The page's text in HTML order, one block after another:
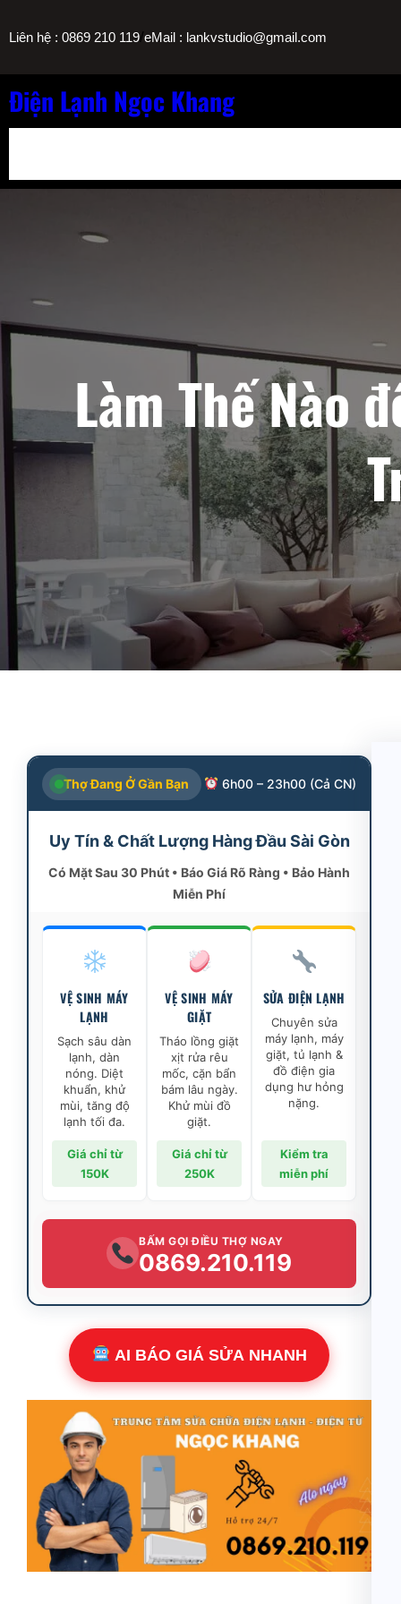
đến
nội
dung
Liên hệ : 0869 210 119/eMail : lankvstudio@gmail.com
Điện Lạnh Ngọc Khang
Làm Thế Nào
Thợ Đang Ở Gần Bạn 6h00 – 23h00 (Cả CN)
Uy Tín & Chất Lượng Hàng Đầu Sài Gòn
Có Mặt Sau 30 Phút • Báo Giá Rõ Ràng • Bảo Hành
Miễn Phí
VỆ SINH MÁY
LẠNH
Sạch sâu dàn
lạnh, dàn
nóng. Diệt
khuẩn, khử
mùi, tăng độ
lạnh tối đa.
Giá chỉ từ
150K
VỆ SINH MÁY
GIẶT
Tháo lồng giặt
xịt rửa rêu
mốc, cặn bẩn
bám lâu ngày.
Khử mùi đồ
giặt.
Giá chỉ từ
250K
SỬA ĐIỆN LẠNH
Chuyên sửa
máy lạnh, máy
giặt, tủ lạnh &
đồ điện gia
dụng hư hỏng
nặng.
Kiểm tra
miễn phí
BẤM GỌI ĐIỀU THỢ NGAY
0869.210.119
AI BÁO GIÁ SỬA NHANH